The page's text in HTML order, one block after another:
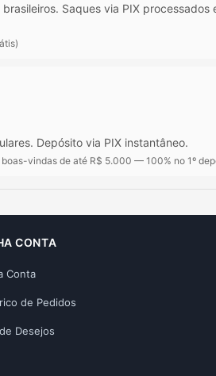
Saques via PIX
Depósito via PIX instantâneo.
boas-vindas de até R$ 5.000 — 100% no 1º
CONTA
Conta
de Pedidos
Desejos